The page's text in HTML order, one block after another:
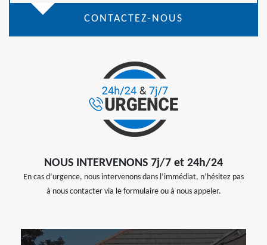
CONTACTEZ-NOUS
NOUS INTERVENONS 7j/7 et 24h/24
En cas d’urgence, nous intervenons dans l’immédiat, n’hésitez pas
à nous contacter via le formulaire ou à nous appeler.